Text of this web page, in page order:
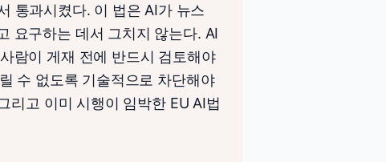
통과시켰다. 이 법은 AI가 뉴스
요구하는 데서 그치지 않는다. AI
람이 게재 전에 반드시 검토해야
수 없도록 기술적으로 차단해야
리고 이미 시행이 임박한 EU AI법